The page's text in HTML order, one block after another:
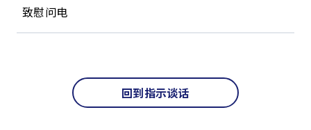
致慰问电
回到指示谈话